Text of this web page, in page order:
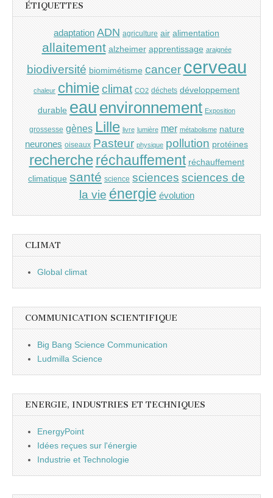
ÉTIQUETTES
adaptation ADN agriculture air alimentation
allaitement alzheimer apprentissage araignée
biodiversité biomimétisme cancer cerveau
chaleur chimieclimat CO2 déchets développement
durable eau environnement Exposition
grossesse gènes Lille livre lumière mer métabolisme nature
neurones oiseaux Pasteur physique pollution protéines
recherche réchauffement réchauffement
climatique santé science sciences sciences de
la vie énergie évolution
CLIMAT
Global climat
COMMUNICATION SCIENTIFIQUE
Big Bang Science Communication
Ludmilla Science
ENERGIE, INDUSTRIES ET TECHNIQUES
EnergyPoint
Idées reçues sur l'énergie
Industrie et Technologie